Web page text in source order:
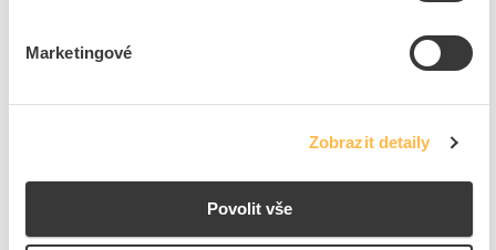
Marketingové
Zobrazit detaily
Povolit vše
S montážním rámem